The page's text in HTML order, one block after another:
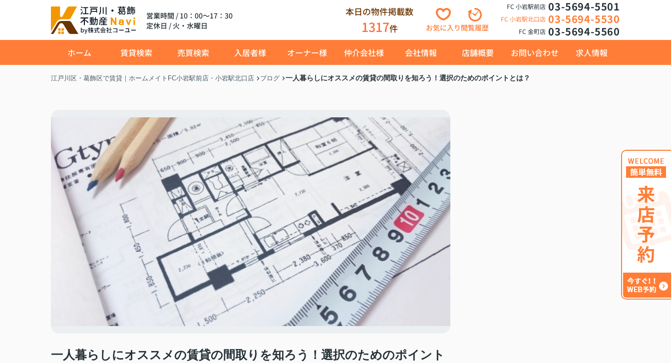
営業時間 / 10：00～17：30
定休日 / 火・水曜日
本日の物件掲載数
1317件 お気に入り閲覧履歴
FC 小岩駅前店 03-5694-5501
FC 小岩駅北口店 03-5694-5530
FC 金町店 03-5694-5560
ホーム 賃貸検索 売買検索 入居者様 オーナー様 仲介会社様 会社情報 店舗概要 お問い合わせ 求人情報
江戸川区・葛飾区で賃貸｜ホームメイトFC小岩駅前店・小岩駅北口店 ブログ 一人暮らしにオススメの賃貸の間取りを知ろう！選択のためのポイントとは？
一人暮らしにオススメの賃貸の間取りを知ろう！選択のためのポイント